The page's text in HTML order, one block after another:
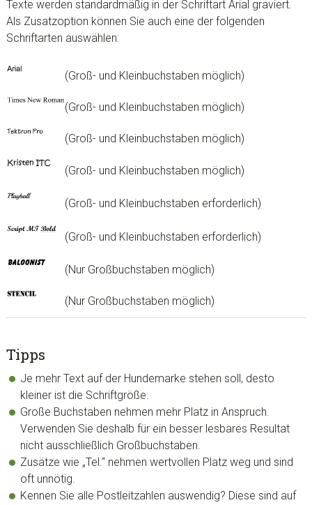
Texte werden standardmäßig in der Schriftart Arial graviert.
Als Zusatzoption können Sie auch eine der folgenden
Schriftarten auswählen:
(Groß- und Kleinbuchstaben möglich)
(Groß- und Kleinbuchstaben möglich)
(Groß- und Kleinbuchstaben möglich)
(Groß- und Kleinbuchstaben möglich)
(Groß- und Kleinbuchstaben erforderlich)
(Groß- und Kleinbuchstaben erforderlich)
(Nur Großbuchstaben möglich)
(Nur Großbuchstaben möglich)
Tipps
Je mehr Text auf der Hundemarke stehen soll, desto
kleiner ist die Schriftgröße.
Große Buchstaben nehmen mehr Platz in Anspruch.
Verwenden Sie deshalb für ein besser lesbares Resultat
nicht ausschließlich Großbuchstaben.
Zusätze wie „Tel.“ nehmen wertvollen Platz weg und sind
oft unnötig.
Kennen Sie alle Postleitzahlen auswendig? Diese sind auf